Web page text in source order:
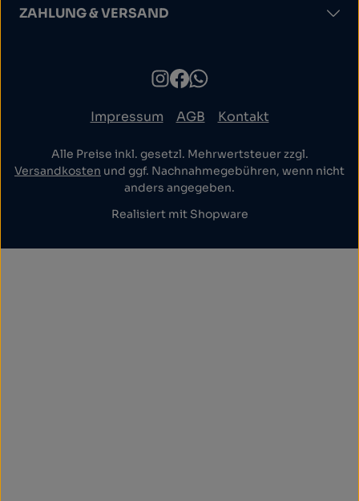
ZAHLUNG & VERSAND
Impressum AGB Kontakt
Alle Preise inkl. gesetzl. Mehrwertsteuer zzgl.
Versandkosten und ggf. Nachnahmegebühren, wenn nicht
anders angegeben.
Realisiert mit Shopware